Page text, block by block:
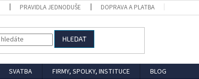
PRAVIDLA JEDNODUŠE DOPRAVA A PLATBA
HLEDAT
SVATBA FIRMY, SPOLKY, INSTITUCE
BLOG